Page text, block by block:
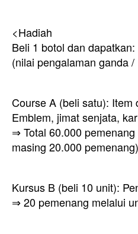
<Hadiah
Beli 1 botol dan
(nilai pengalaman ganda
Course A (beli satu): Item
Emblem, jimat senjata,
⇒ Total 60.000
masing 20.000 pemenang)
Kursus B (beli 10 unit):
⇒ 20 pemenang melalui